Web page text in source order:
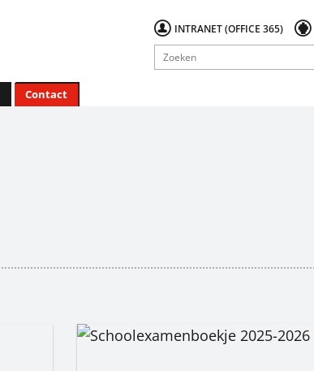
INTRANET (OFFICE 365)
Contact